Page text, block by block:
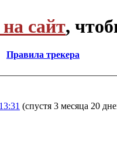
сайт,
Правила трекера
(спустя 3 месяца 20